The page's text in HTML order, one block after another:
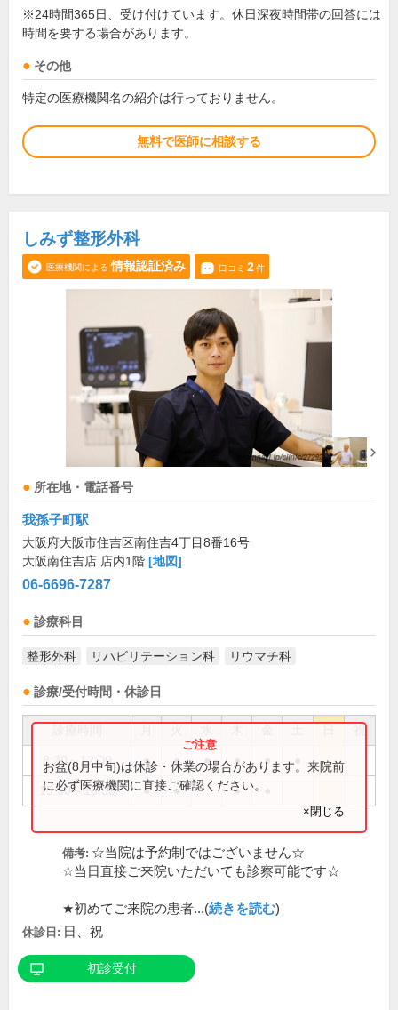
※24時間365日、受け付けています。休日深夜時間帯の回答には
時間を要する場合があります。
その他
特定の医療機関名の紹介は行っておりません。
無料で医師に相談する
しみず整形外科
医療機関による 情報認証済み 口コミ 2件
所在地・電話番号
我孫子町駅
大阪府大阪市住吉区南住吉4丁目8番16号
大阪南住吉店 店内1階 [地図]
06-6696-7287
診療科目
整形外科 リハビリテーション科 リウマチ科
診療/受付時間・休診日
祝
8:30～12:00 ● ● ● ● ●
15:30～18:30 ● ● ●
お盆(8月中旬)は休診・休業の場合があります。来院前
に必ず医療機関に直接ご確認ください。
×閉じる
備考: ☆当院は予約制ではございません☆
☆当日直接ご来院いただいても診察可能です☆
★初めてご来院の患者...(続きを読む)
休診日: 日、祝
初診受付